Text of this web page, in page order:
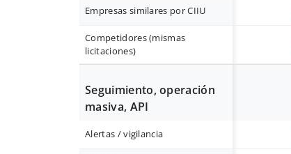
Empresas similares por CIIU
Competidores (mismas
licitaciones)
Seguimiento, operación
masiva, API
Alertas / vigilancia